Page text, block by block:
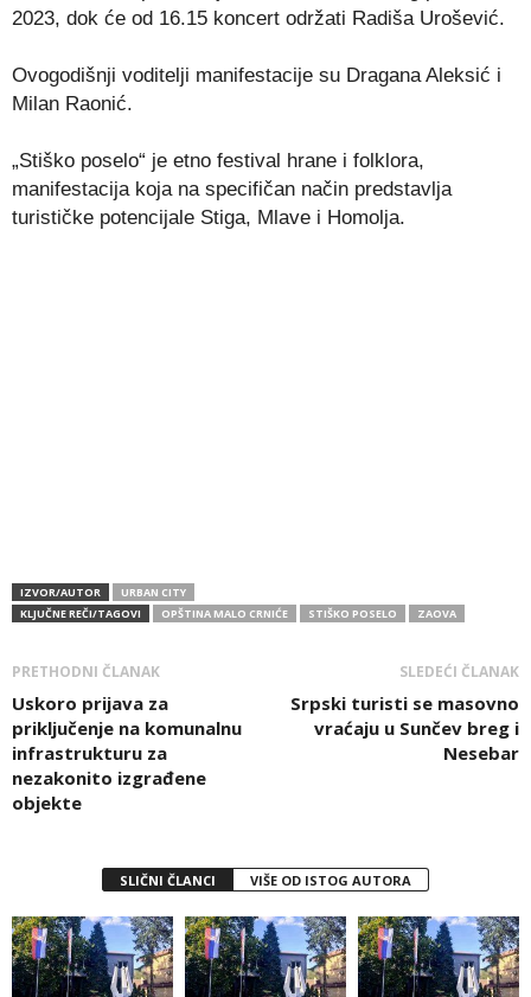
2023, dok će od 16.15 koncert održati Radiša Urošević.
Ovogodišnji voditelji manifestacije su Dragana Aleksić i
Milan Raonić.
„Stiško poselo“ je etno festival hrane i folklora,
manifestacija koja na specifičan način predstavlja
turističke potencijale Stiga, Mlave i Homolja.
IZVOR/AUTOR
URBAN CITY
KLJUČNE REČI/TAGOVI
OPŠTINA MALO CRNIĆE STIŠKO POSELO ZAOVA
PRETHODNI ČLANAK
Uskoro prijava za
priključenje na komunalnu
infrastrukturu za
nezakonito izgrađene
objekte
SLEDEĆI ČLANAK
Srpski turisti se masovno
vraćaju u Sunčev breg i
Nesebar
SLIČNI ČLANCI VIŠE OD ISTOG AUTORA